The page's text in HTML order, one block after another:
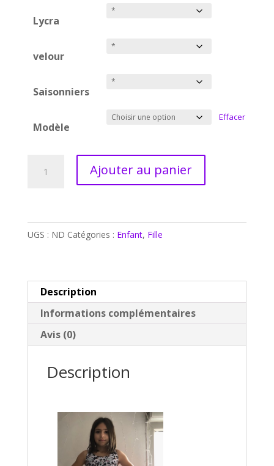
Lycra
velour
Saisonniers
Modèle
Effacer
Ajouter au panier
UGS : ND Catégories : Enfant, Fille
Description
Informations complémentaires
Avis (0)
Description